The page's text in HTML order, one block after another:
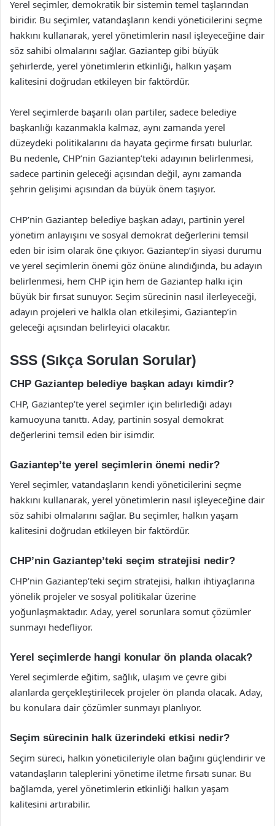
Yerel seçimler, demokratik bir sistemin temel taşlarından
biridir. Bu seçimler, vatandaşların kendi yöneticilerini seçme
hakkını kullanarak, yerel yönetimlerin nasıl işleyeceğine dair
söz sahibi olmalarını sağlar. Gaziantep gibi büyük
şehirlerde, yerel yönetimlerin etkinliği, halkın yaşam
kalitesini doğrudan etkileyen bir faktördür.
Yerel seçimlerde başarılı olan partiler, sadece belediye
başkanlığı kazanmakla kalmaz, aynı zamanda yerel
düzeydeki politikalarını da hayata geçirme fırsatı bulurlar.
Bu nedenle, CHP’nin Gaziantep’teki adayının belirlenmesi,
sadece partinin geleceği açısından değil, aynı zamanda
şehrin gelişimi açısından da büyük önem taşıyor.
CHP’nin Gaziantep belediye başkan adayı, partinin yerel
yönetim anlayışını ve sosyal demokrat değerlerini temsil
eden bir isim olarak öne çıkıyor. Gaziantep’in siyasi durumu
ve yerel seçimlerin önemi göz önüne alındığında, bu adayın
belirlenmesi, hem CHP için hem de Gaziantep halkı için
büyük bir fırsat sunuyor. Seçim sürecinin nasıl ilerleyeceği,
adayın projeleri ve halkla olan etkileşimi, Gaziantep’in
geleceği açısından belirleyici olacaktır.
SSS (Sıkça Sorulan Sorular)
CHP Gaziantep belediye başkan adayı kimdir?
CHP, Gaziantep’te yerel seçimler için belirlediği adayı
kamuoyuna tanıttı. Aday, partinin sosyal demokrat
değerlerini temsil eden bir isimdir.
Gaziantep’te yerel seçimlerin önemi nedir?
Yerel seçimler, vatandaşların kendi yöneticilerini seçme
hakkını kullanarak, yerel yönetimlerin nasıl işleyeceğine dair
söz sahibi olmalarını sağlar. Bu seçimler, halkın yaşam
kalitesini doğrudan etkileyen bir faktördür.
CHP’nin Gaziantep’teki seçim stratejisi nedir?
CHP’nin Gaziantep’teki seçim stratejisi, halkın ihtiyaçlarına
yönelik projeler ve sosyal politikalar üzerine
yoğunlaşmaktadır. Aday, yerel sorunlara somut çözümler
sunmayı hedefliyor.
Yerel seçimlerde hangi konular ön planda olacak?
Yerel seçimlerde eğitim, sağlık, ulaşım ve çevre gibi
alanlarda gerçekleştirilecek projeler ön planda olacak. Aday,
bu konulara dair çözümler sunmayı planlıyor.
Seçim sürecinin halk üzerindeki etkisi nedir?
Seçim süreci, halkın yöneticileriyle olan bağını güçlendirir ve
vatandaşların taleplerini yönetime iletme fırsatı sunar. Bu
bağlamda, yerel yönetimlerin etkinliği halkın yaşam
kalitesini artırabilir.